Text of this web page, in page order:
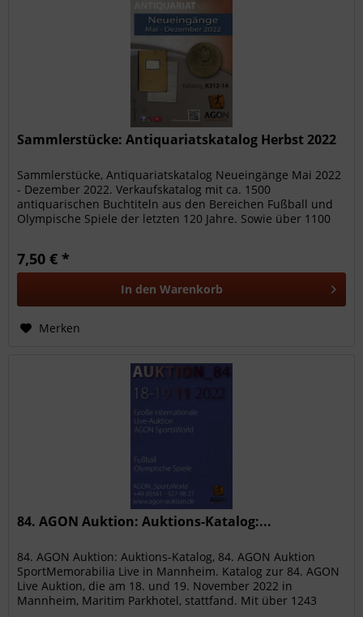
Sammlerstücke: Antiquariatskatalog Herbst 2022
Sammlerstücke, Antiquariatskatalog Neueingänge Mai 2022
- Dezember 2022. Verkaufskatalog mit ca. 1500
antiquarischen Buchtiteln aus den Bereichen Fußball und
Olympische Spiele der letzten 120 Jahre. Sowie über 1100
7,50 € *
In den Warenkorb
Merken
84. AGON Auktion: Auktions-Katalog:...
84. AGON Auktion: Auktions-Katalog, 84. AGON Auktion
SportMemorabilia Live in Mannheim. Katalog zur 84. AGON
Live Auktion, die am 18. und 19. November 2022 in
Mannheim, Maritim Parkhotel, stattfand. Mit über 1243